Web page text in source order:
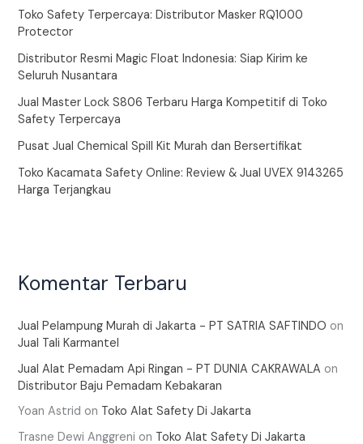
Toko Safety Terpercaya: Distributor Masker RQ1000
Protector
Distributor Resmi Magic Float Indonesia: Siap Kirim ke
Seluruh Nusantara
Jual Master Lock S806 Terbaru Harga Kompetitif di Toko
Safety Terpercaya
Pusat Jual Chemical Spill Kit Murah dan Bersertifikat
Toko Kacamata Safety Online: Review & Jual UVEX 9143265
Harga Terjangkau
Komentar Terbaru
Jual Pelampung Murah di Jakarta - PT SATRIA SAFTINDO on
Jual Tali Karmantel
Jual Alat Pemadam Api Ringan - PT DUNIA CAKRAWALA on
Distributor Baju Pemadam Kebakaran
Yoan Astrid on Toko Alat Safety Di Jakarta
Trasne Dewi Anggreni on Toko Alat Safety Di Jakarta